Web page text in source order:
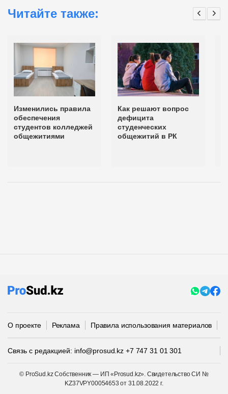
Читайте также:
Изменились правила
обеспечения
студентов колледжей
общежитиями
Как решают вопрос
дефицита
студенческих
общежитий в РК
О проекте Реклама Правила использования материалов
Связь с редакцией: info@prosud.kz +7 747 31 01 301
© ProSud.kz Собственник — ИП «Prosud.kz». Свидетельство СИ №
KZ37VPY00054653 от 31.08.2022 г.